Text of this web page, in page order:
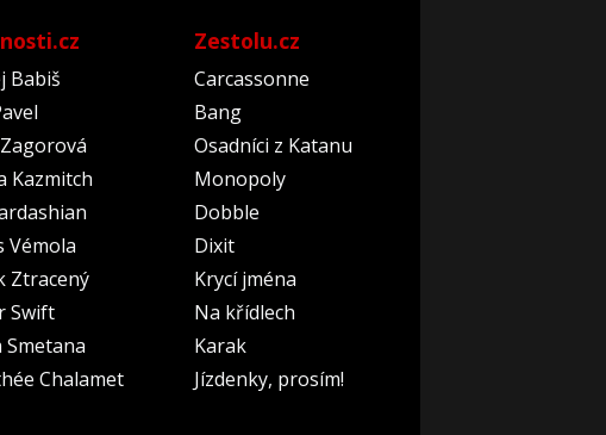
Babiš
Kazmitch
Vémola
Ztracený
Swift
Smetana
Chalamet
Zestolu.cz
Carcassonne
Bang
Osadníci z Katanu
Monopoly
Dobble
Dixit
Krycí jména
Na křídlech
Karak
Jízdenky, prosím!